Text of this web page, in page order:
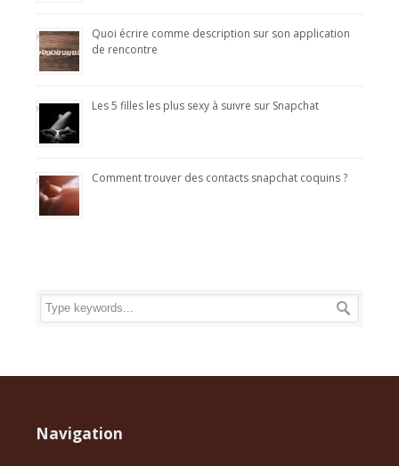
Quoi écrire comme description sur son application
de rencontre
Les 5 filles les plus sexy à suivre sur Snapchat
Comment trouver des contacts snapchat coquins ?
Navigation